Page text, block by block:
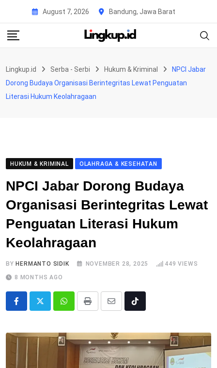
content
August 7, 2026 Bandung, Jawa Barat
Lingkup.id Serba - Serbi Hukum & Kriminal
NPCI Jabar
Dorong Budaya Organisasi Berintegritas Lewat Penguatan
Literasi Hukum Keolahragaan
HUKUM & KRIMINAL OLAHRAGA & KESEHATAN
NPCI Jabar Dorong Budaya
Organisasi Berintegritas Lewat
Penguatan Literasi Hukum
Keolahragaan
BY HERMANTO SIDIK NOVEMBER 28, 2025 449 VIEWS
8 MONTHS AGO
Whatsapp
Print
Share
Email
Tiktok